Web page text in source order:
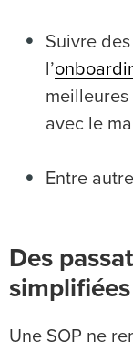
Suivre
l’
avec le
Entre
Des
simplifiées
Une SOP ne